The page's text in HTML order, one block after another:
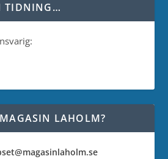
TIDNING…
LAHOLM?